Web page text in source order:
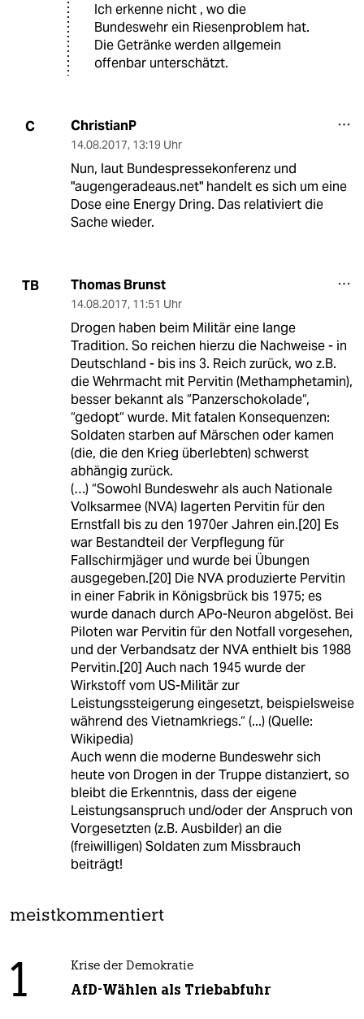
Ich erkenne nicht , wo die
Bundeswehr ein Riesenproblem hat.
Die Getränke werden allgemein
offenbar unterschätzt.
C ChristianP
14.08.2017, 13:19 Uhr
Nun, laut Bundespressekonferenz und
"augengeradeaus.net" handelt es sich um eine
Dose eine Energy Dring. Das relativiert die
Sache wieder.
TB Thomas Brunst
14.08.2017, 11:51 Uhr
Drogen haben beim Militär eine lange
Tradition. So reichen hierzu die Nachweise - in
Deutschland - bis ins 3. Reich zurück, wo z.B.
die Wehrmacht mit Pervitin (Methamphetamin),
besser bekannt als “Panzerschokolade“,
“gedopt“ wurde. Mit fatalen Konsequenzen:
Soldaten starben auf Märschen oder kamen
(die, die den Krieg überlebten) schwerst
abhängig zurück.
(…) “Sowohl Bundeswehr als auch Nationale
Volksarmee (NVA) lagerten Pervitin für den
Ernstfall bis zu den 1970er Jahren ein.[20] Es
war Bestandteil der Verpflegung für
Fallschirmjäger und wurde bei Übungen
ausgegeben.[20] Die NVA produzierte Pervitin
in einer Fabrik in Königsbrück bis 1975; es
wurde danach durch APo-Neuron abgelöst. Bei
Piloten war Pervitin für den Notfall vorgesehen,
und der Verbandsatz der NVA enthielt bis 1988
Pervitin.[20] Auch nach 1945 wurde der
Wirkstoff vom US-Militär zur
Leistungssteigerung eingesetzt, beispielsweise
während des Vietnamkriegs.“ (...) (Quelle:
Wikipedia)
Auch wenn die moderne Bundeswehr sich
heute von Drogen in der Truppe distanziert, so
bleibt die Erkenntnis, dass der eigene
Leistungsanspruch und/oder der Anspruch von
Vorgesetzten (z.B. Ausbilder) an die
(freiwilligen) Soldaten zum Missbrauch
beiträgt!
meistkommentiert
1 Krise der Demokratie
AfD-Wählen als Triebabfuhr